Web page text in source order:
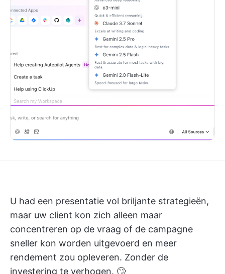
U had een presentatie vol briljante strategieën,
maar uw client kon zich alleen maar
concentreren op de vraag of de campagne
sneller kon worden uitgevoerd en meer
rendement zou opleveren. Zonder de
investering te verhogen. 🙄